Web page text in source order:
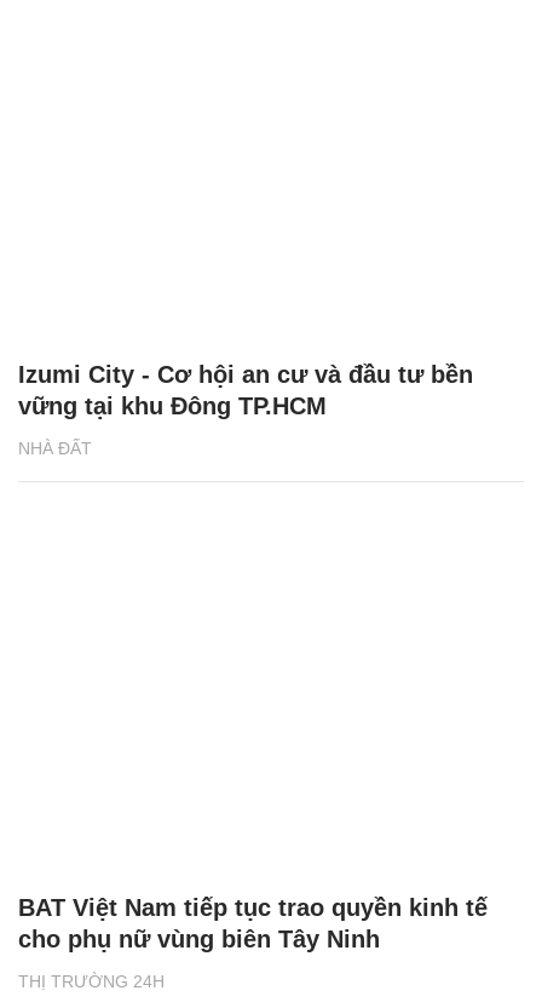
NHÀ ĐẤT
Izumi City - Cơ hội an cư và đầu tư bền
vững tại khu Đông TP.HCM
THỊ TRƯỜNG 24H
BAT Việt Nam tiếp tục trao quyền kinh tế
cho phụ nữ vùng biên Tây Ninh